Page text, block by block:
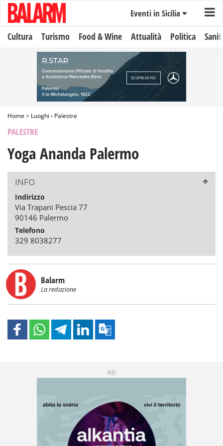
Eventi in Sicilia
Cultura Turismo Food & Wine Attualità Politica
Home> Luoghi › Palestre
PALESTRE
Yoga Ananda Palermo
INFO
Indirizzo
Via Trapani Pescia 77
90146 Palermo
Telefono
329 8038277
Balarm
La redazione
Adv